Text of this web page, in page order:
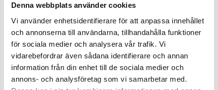
Denna webbplats använder cookies
Vi använder enhetsidentifierare för att anpassa innehållet
och annonserna till användarna, tillhandahålla funktioner
för sociala medier och analysera vår trafik. Vi
vidarebefordrar även sådana identifierare och annan
information från din enhet till de sociala medier och
annons- och analysföretag som vi samarbetar med.
4/110- De flesta Japanska och Kinesiska 4WD ATV, tex. Suzuki, Honda,
Yamaha, Goes, CF-Moto, SMC, Kymco, TGB mfl. Även Bak på vissa Quad
maskiner tex Suzuki och Dinli 450
4/115- De flesta Arctic Cat modeller, Även Bak på vissa Quad maskiner
tex Yamaha
4/137- De flesta Can-Am/Bombarider, Även äldre Kawasaki Modeller
4/144- Främst fram på vissa Quad maskiner, Tex Suzuki, Honda, Dinli 450
mfl.
4/156- De flesta Polaris ATV, Även fram på vissa Quad maskiner, Tex